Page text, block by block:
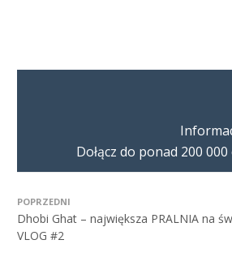
Dołącz do ponad 200
POPRZEDNI
Dhobi Ghat – największa PRALNIA na
VLOG #2